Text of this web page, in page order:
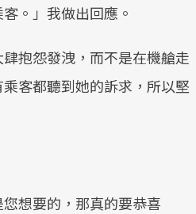
。」我做出回應。
抱怨發洩，而不是在機艙走
客都聽到她的訴求，所以堅
想要的，那真的要恭喜